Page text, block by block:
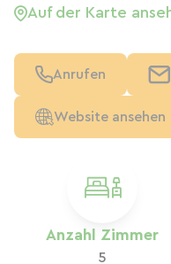
Anzahl Zimmer
5
Auf der Karte
Anrufen
Website ansehen